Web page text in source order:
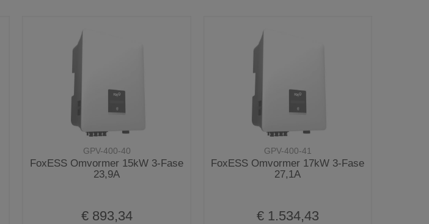
GPV-400-40
FoxESS Omvormer 15kW 3-Fase
23,9A
€ 893,34
GPV-400-41
FoxESS Omvormer 17kW 3-Fase
27,1A
€ 1.534,43